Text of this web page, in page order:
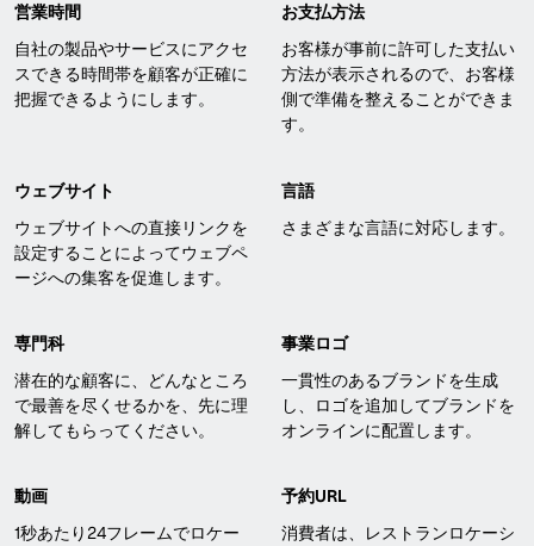
営業時間
自社の製品やサービスにアクセ
スできる時間帯を顧客が正確に
把握できるようにします。
お支払方法
お客様が事前に許可した支払い
方法が表示されるので、お客様
側で準備を整えることができま
す。
ウェブサイト
ウェブサイトへの直接リンクを
設定することによってウェブペ
ージへの集客を促進します。
言語
さまざまな言語に対応します。
専門科
潜在的な顧客に、どんなところ
で最善を尽くせるかを、先に理
解してもらってください。
事業ロゴ
一貫性のあるブランドを生成
し、ロゴを追加してブランドを
オンラインに配置します。
動画
1秒あたり24フレームでロケー
予約URL
消費者は、レストランロケーシ